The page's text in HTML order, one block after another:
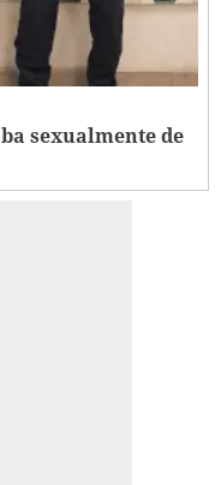
sexualmente de